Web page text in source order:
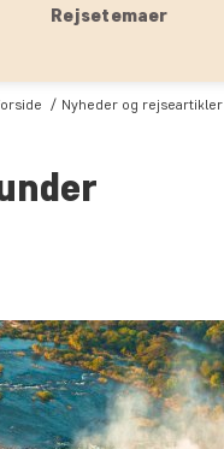
Rejsetemaer
Nyheder og rejseartikler